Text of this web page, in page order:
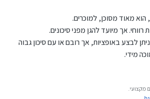
הוא מאוד מסוכן, למוכרים.
אך מיועד להגן מפני סיכונים.
לבצע באופציות, אך רובם או עם סיכון גבוה
מידי.
מקצועי.